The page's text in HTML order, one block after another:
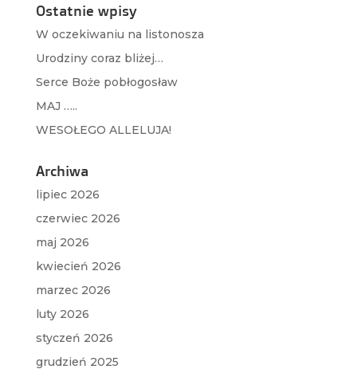
Ostatnie wpisy
W oczekiwaniu na listonosza
Urodziny coraz bliżej…
Serce Boże pobłogosław
MAJ …..
WESOŁEGO ALLELUJA!
Archiwa
lipiec 2026
czerwiec 2026
maj 2026
kwiecień 2026
marzec 2026
luty 2026
styczeń 2026
grudzień 2025